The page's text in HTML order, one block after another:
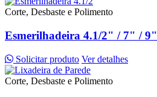
Corte, Desbaste e Polimento
Esmerilhadeira 4.1/2" / 7" / 9"
Solicitar produto Ver detalhes
Corte, Desbaste e Polimento